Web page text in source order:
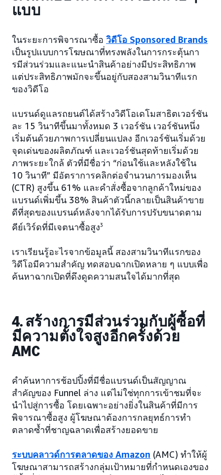
แบบ
ในระยะการพิจารณาซื้อ วิดีโอ Sponsored Brands
เป็นรูปแบบการโฆษณาที่ทรงพลังในการกระตุ้นกา
รมีส่วนร่วมและแนะนำสินค้าอย่างมีประสิทธิภาพ
แต่ประสิทธิภาพมักจะขึ้นอยู่กับสองสามวินาทีแรก
ของวิดีโอ
แบรนด์ดูแลรถยนต์ได้สร้างวิดีโอเดโมสาธิตเวอร์ชัน
ละ 15 วินาทีขึ้นมาทั้งหมด 3 เวอร์ชัน เวอร์ชันหนึ่ง
เริ่มต้นด้วยภาพการเปลี่ยนแปลง อีกเวอร์ชันเริ่มด้วย
จุดเด่นของผลิตภัณฑ์ และเวอร์ชันสุดท้ายเริ่มด้วย
ภาพระยะใกล้ ตัวที่มีชื่อว่า “ก่อนใช้และหลังใช้ใน
10 วินาที” มีอัตราการคลิกต่อจำนวนการมองเห็น
(CTR) สูงขึ้น 61% และคำสั่งซื้อจากลูกค้าใหม่ของ
แบรนด์เพิ่มขึ้น 38% สินค้าตัวนี้กลายเป็นสินค้าขาย
ดีที่สุดของแบรนด์หลังจากได้รับการปรับขนาดตาม
คีย์เวิร์ดที่มีเจตนาซื้อสูง3
เราเรียนรู้อะไรจากข้อมูลนี้ สองสามวินาทีแรกของ
วิดีโอมีความสำคัญ ทดสอบฉากเปิดหลาย ๆ แบบเพื่อ
ค้นหาฉากเปิดที่ดึงดูดความสนใจได้มากที่สุด
4. สร้างการมีส่วนร่วมกับผู้ซื้อที่
มีความตั้งใจสูงอีกครั้งด้วย
AMC
คำค้นหาการช้อปปิ้งที่มีชื่อแบรนด์เป็นสัญญาณ
สำคัญของ Funnel ล่าง แต่ไม่ใช่ทุกการเข้าชมที่จะ
นำไปสู่การซื้อ โดยเฉพาะอย่างยิ่งในสินค้าที่มีการ
พิจารณาซื้อสูง ผู้โฆษณาต้องการกลยุทธ์การทำ
ตลาดซ้ำที่ชาญฉลาดเพื่อสร้างยอดขาย
ระบบคลาวด์การตลาดของ Amazon (AMC) ทำให้ผู้
โฆษณาสามารถสร้างกลุ่มเป้าหมายที่กำหนดเองของ